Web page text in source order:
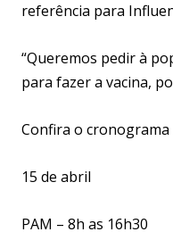
referência para
“Queremos pedir à
para fazer a vacina,
Confira o cronograma
15 de abril
PAM – 8h as